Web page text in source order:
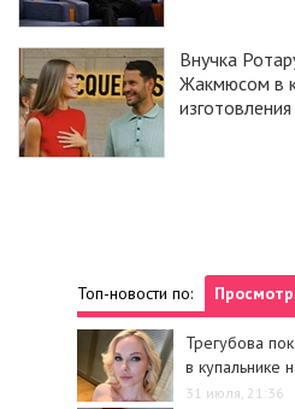
Внучка
Жакмюсом в
изготовления
Топ-новости по:
Трегубова
в купальнике
31 июля, 21:36